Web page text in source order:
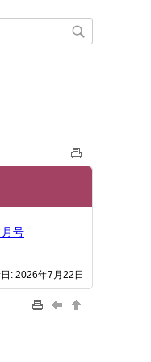
号
: 2026年7月22日